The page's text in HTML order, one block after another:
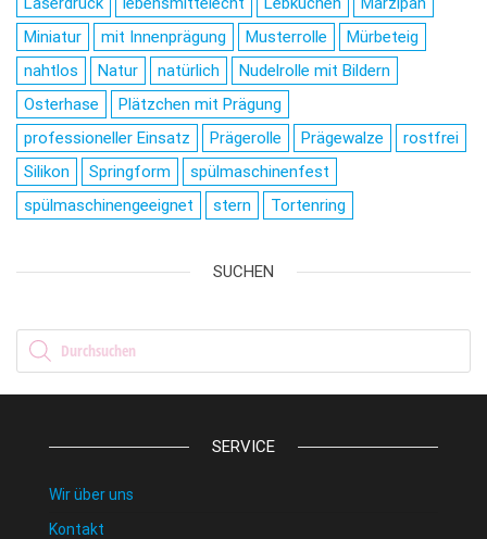
Miniatur
mit Innenprägung Musterrolle
Mürbeteig
nahtlos
Natur natürlich
Nudelrolle mit Bildern
Osterhase
Plätzchen mit Prägung
professioneller Einsatz
Prägerolle Prägewalze
rostfrei
Silikon
Springform
spülmaschinenfest
spülmaschinengeeignet
stern Tortenring
SUCHEN
Products search
SERVICE
Wir über uns
Kontakt